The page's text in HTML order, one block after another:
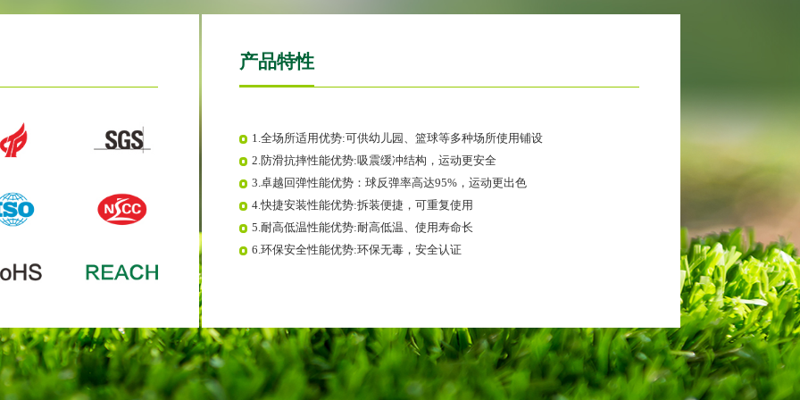
产品特性
1.全场所适用优势:可供幼儿园、篮球等多种场所使用铺设
2.防滑抗摔性能优势:吸震缓冲结构，运动更安全
3.卓越回弹性能优势：球反弹率高达95%，运动更出色
4.快捷安装性能优势:拆装便捷，可重复使用
5.耐高低温性能优势:耐高低温、使用寿命长
6.环保安全性能优势:环保无毒，安全认证